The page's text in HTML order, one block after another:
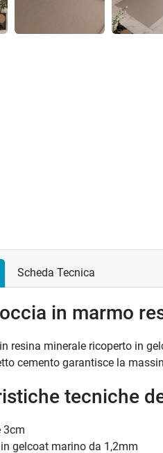
Scheda Tecnica
in marmo
resina minerale ricoperto in
cemento garantisce la
tecniche
3cm
gelcoat marino da 1,2mm